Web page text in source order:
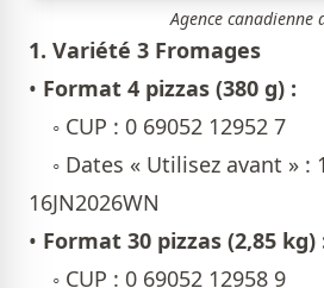
Agence canadienne
1. Variété 3 Fromages
• Format 4 pizzas (380 g) :
◦ CUP : 0 69052 12952 7
◦ Dates « Utilisez avant » :
16JN2026WN
• Format 30 pizzas (2,85 kg)
◦ CUP : 0 69052 12958 9